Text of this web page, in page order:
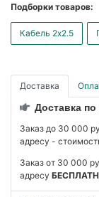
Подборки товаров:
Кабель 2x2.5
Доставка
Доставка по
Заказ до 30 000
адресу -
Заказ от 30 000
адресу